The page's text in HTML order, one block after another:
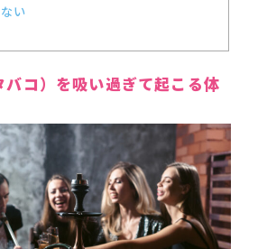
い
バコ）を吸い過ぎて起こる体